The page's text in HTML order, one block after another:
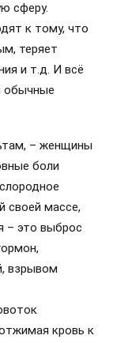
сферу.
к тому, что
теряет
и т.д. И всё
обычные
– женщины
боли
своей массе,
– это выброс
взрывом
кровь к